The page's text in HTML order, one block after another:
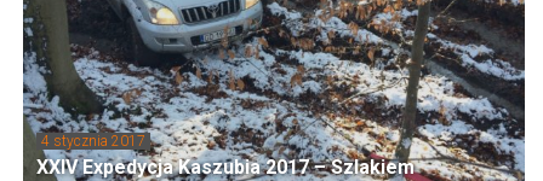
4 stycznia 2017
XXIV Expedycja Kaszubia 2017 – Szlakiem